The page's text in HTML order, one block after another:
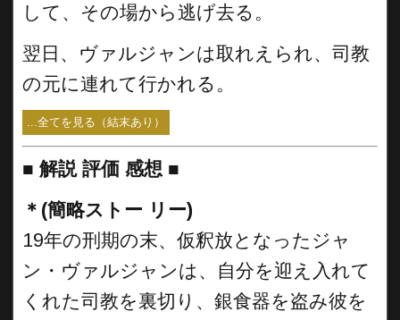
して、その場から逃げ去る。
翌日、ヴァルジャンは取れえられ、司教
の元に連れて行かれる。
...全てを見る（結末あり）
■ 解説 評価 感想 ■
＊(簡略ストー リー)
19年の刑期の末、仮釈放となったジャ
ン・ヴァルジャンは、自分を迎え入れて
くれた司教を裏切り、銀食器を盗み彼を